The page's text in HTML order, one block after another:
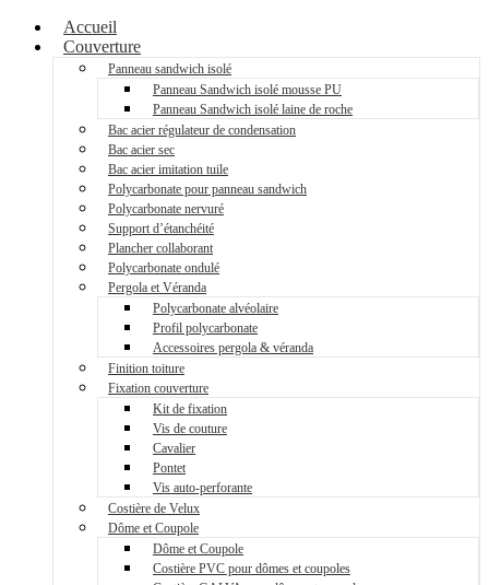
Accueil
Couverture
Panneau sandwich isolé
Panneau Sandwich isolé mousse PU
Panneau Sandwich isolé laine de roche
Bac acier régulateur de condensation
Bac acier sec
Bac acier imitation tuile
Polycarbonate pour panneau sandwich
Polycarbonate nervuré
Support d’étanchéité
Plancher collaborant
Polycarbonate ondulé
Pergola et Véranda
Polycarbonate alvéolaire
Profil polycarbonate
Accessoires pergola & véranda
Finition toiture
Fixation couverture
Kit de fixation
Vis de couture
Cavalier
Pontet
Vis auto-perforante
Costière de Velux
Dôme et Coupole
Dôme et Coupole
Costière PVC pour dômes et coupoles